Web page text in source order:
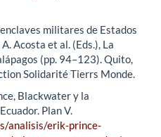
militares de Estados
Acosta et al. (Eds.), La
(pp. 94–123). Quito,
Solidarité Tierrs Monde.
Blackwater y la
Plan V.
analisis/erik-prince-